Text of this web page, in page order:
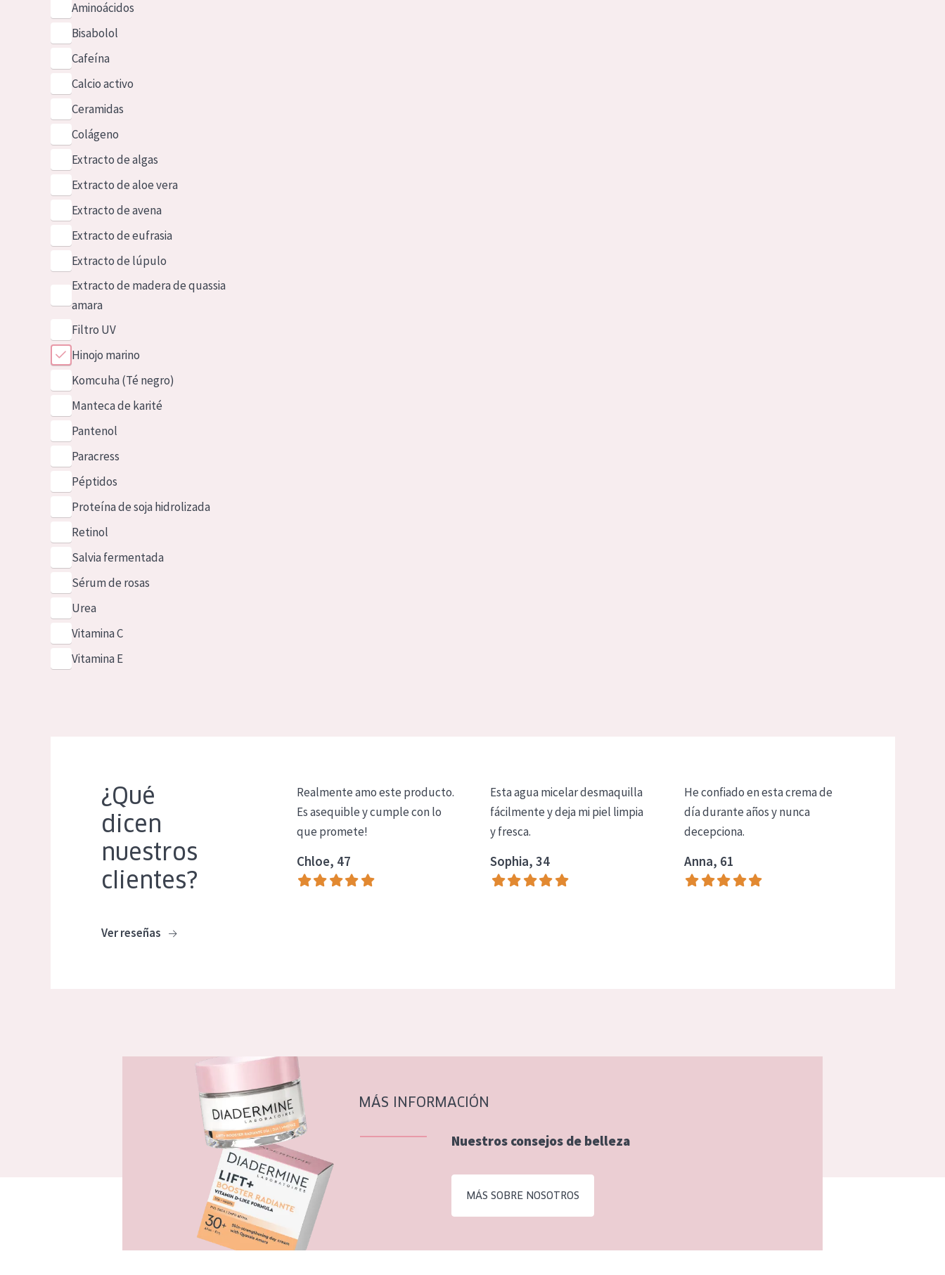
Aminoácidos
Bisabolol
Cafeína
Calcio activo
Ceramidas
Colágeno
Extracto de algas
Extracto de aloe vera
Extracto de avena
Extracto de eufrasia
Extracto de lúpulo
Extracto de madera de quassia
amara
Filtro UV
Hinojo marino
Komcuha (Té negro)
Manteca de karité
Pantenol
Paracress
Péptidos
Proteína de soja hidrolizada
Retinol
Salvia fermentada
Sérum de rosas
Urea
Vitamina C
Vitamina E
¿Qué
dicen
nuestros
clientes?
Ver reseñas
Realmente amo este producto.
Es asequible y cumple con lo
que promete!
Chloe, 47
Esta agua micelar desmaquilla
fácilmente y deja mi piel limpia
y fresca.
Sophia, 34
He confiado en esta crema de
día durante años y nunca
decepciona.
Anna, 61
MÁS INFORMACIÓN
Nuestros consejos de belleza
MÁS SOBRE NOSOTROS